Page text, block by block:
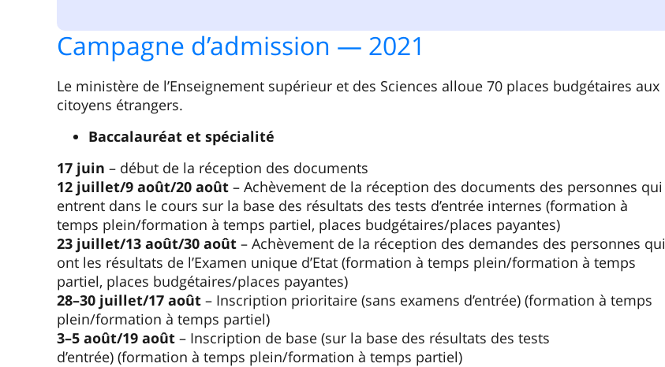
Campagne d’admission — 2021
Le ministère de l’Enseignement supérieur et des Sciences alloue 70 places budgétaires aux
citoyens étrangers.
Baccalauréat et spécialité
17 juin – début de la réception des documents
12 juillet/9 août/20 août – Achèvement de la réception des documents des personnes qui
entrent dans le cours sur la base des résultats des tests d’entrée internes (formation à
temps plein/formation à temps partiel, places budgétaires/places payantes)
23 juillet/13 août/30 août – Achèvement de la réception des demandes des personnes qui
ont les résultats de l’Examen unique d’Etat (formation à temps plein/formation à temps
partiel, places budgétaires/places payantes)
28–30 juillet/17 août – Inscription prioritaire (sans examens d’entrée) (formation à temps
plein/formation à temps partiel)
3–5 août/19 août – Inscription de base (sur la base des résultats des tests
d’entrée) (formation à temps plein/formation à temps partiel)